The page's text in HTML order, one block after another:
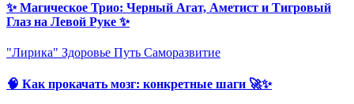
✨ Магическое Трио: Черный Агат, Аметист и Тигровый
Глаз на Левой Руке ✨
"Лирика" Здоровье Путь Саморазвитие
🧠 Как прокачать мозг: конкретные шаги 🚀✨